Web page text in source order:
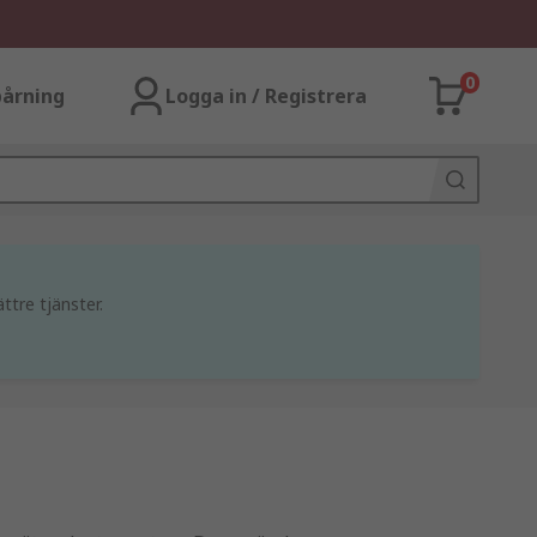
Logga in / Registrera
0
tjänster.